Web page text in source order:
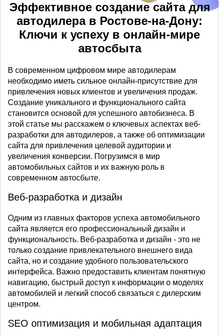
Эффективное создание сайта для
автодилера в Ростове-на-Дону:
Ключи к успеху в онлайн-мире
автосбыта
В современном цифровом мире автодилерам
необходимо иметь сильное онлайн-присутствие для
привлечения новых клиентов и увеличения продаж.
Создание уникального и функционального сайта
становится основой для успешного автобизнеса. В
этой статье мы расскажем о ключевых аспектах веб-
разработки для автодилеров, а также об оптимизации
сайта для привлечения целевой аудитории и
увеличения конверсии. Погрузимся в мир
автомобильных сайтов и их важную роль в
современном автосбыте.
Веб-разработка и дизайн
Одним из главных факторов успеха автомобильного
сайта является его профессиональный дизайн и
функциональность. Веб-разработка и дизайн - это не
только создание привлекательного внешнего вида
сайта, но и создание удобного пользовательского
интерфейса. Важно предоставить клиентам понятную
навигацию, быстрый доступ к информации о моделях
автомобилей и легкий способ связаться с дилерским
центром.
SEO оптимизация и мобильная адаптация